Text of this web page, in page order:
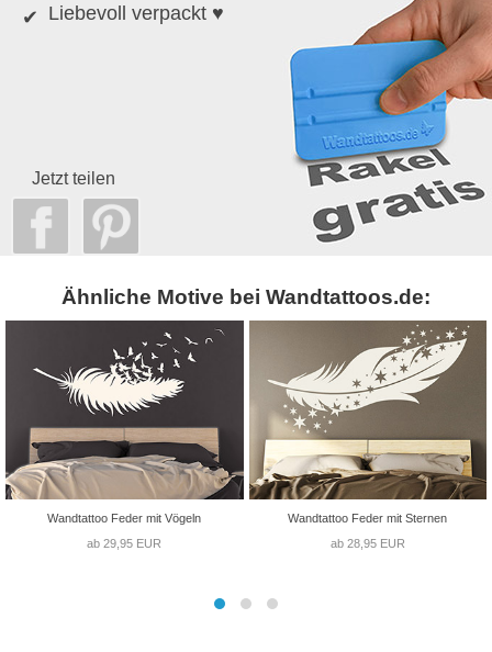
Liebevoll verpackt ♥
Jetzt teilen
Ähnliche Motive bei Wandtattoos.de:
Wandtattoo Feder mit Vögeln
ab 29,95 EUR
Wandtattoo Feder mit Sternen
ab 28,95 EUR